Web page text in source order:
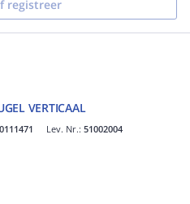
registreer
VERTICAAL
Lev. Nr.: 51002004